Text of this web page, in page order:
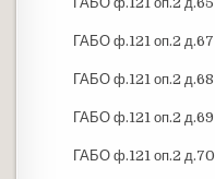
ГАБО ф.121 оп.2 д.67
ГАБО ф.121 оп.2 д.68
ГАБО ф.121 оп.2 д.69
ГАБО ф.121 оп.2 д.70